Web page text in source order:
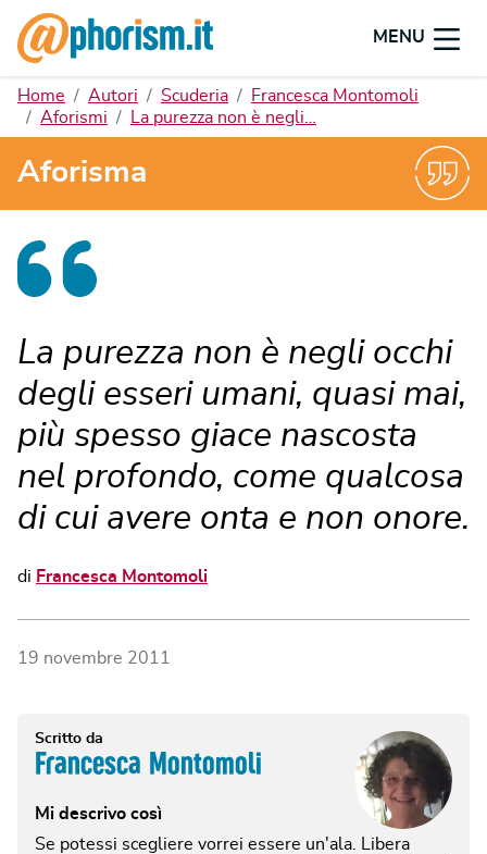
MENU
Home Autori Scuderia
Francesca Montomoli
Aforismi
La purezza non è negli…
Aforisma
La purezza non è negli occhi
degli esseri umani, quasi mai,
più spesso giace nascosta
nel profondo, come qualcosa
di cui avere onta e non onore.
di Francesca Montomoli
19 novembre 2011
Scritto da
Francesca Montomoli
Mi descrivo così
Se potessi scegliere vorrei essere un'ala. Libera